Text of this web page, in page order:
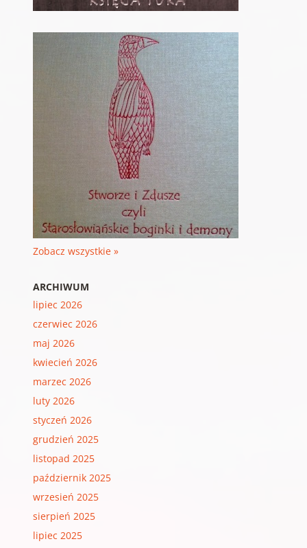
Zobacz wszystkie »
ARCHIWUM
lipiec 2026
czerwiec 2026
maj 2026
kwiecień 2026
marzec 2026
luty 2026
styczeń 2026
grudzień 2025
listopad 2025
październik 2025
wrzesień 2025
sierpień 2025
lipiec 2025